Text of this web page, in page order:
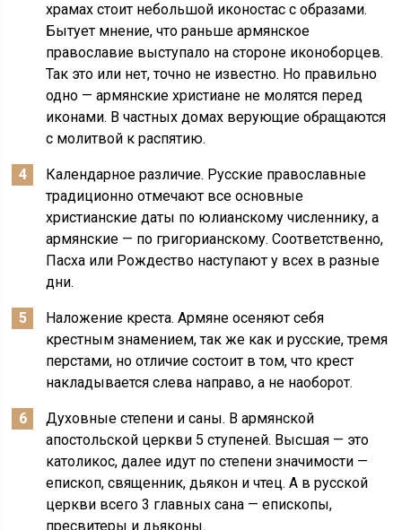
храмах стоит небольшой иконостас с образами.
Бытует мнение, что раньше армянское
православие выступало на стороне иконоборцев.
Так это или нет, точно не известно. Но правильно
одно — армянские христиане не молятся перед
иконами. В частных домах верующие обращаются
с молитвой к распятию.
Календарное различие. Русские православные
традиционно отмечают все основные
христианские даты по юлианскому численнику, а
армянские — по григорианскому. Соответственно,
Пасха или Рождество наступают у всех в разные
дни.
Наложение креста. Армяне осеняют себя
крестным знамением, так же как и русские, тремя
перстами, но отличие состоит в том, что крест
накладывается слева направо, а не наоборот.
Духовные степени и саны. В армянской
апостольской церкви 5 ступеней. Высшая — это
католикос, далее идут по степени значимости —
епископ, священник, дьякон и чтец. А в русской
церкви всего 3 главных сана — епископы,
пресвитеры и дьяконы.